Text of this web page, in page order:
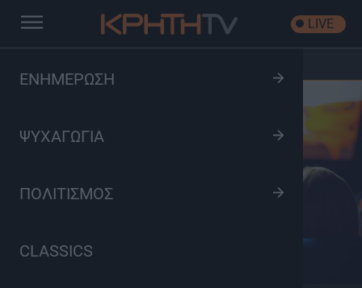
ΕΝΗΜΕΡΩΣΗ
ΨΥΧΑΓΩΓΙΑ
ΠΟΛΙΤΙΣΜΟΣ
CLASSICS
LIVE